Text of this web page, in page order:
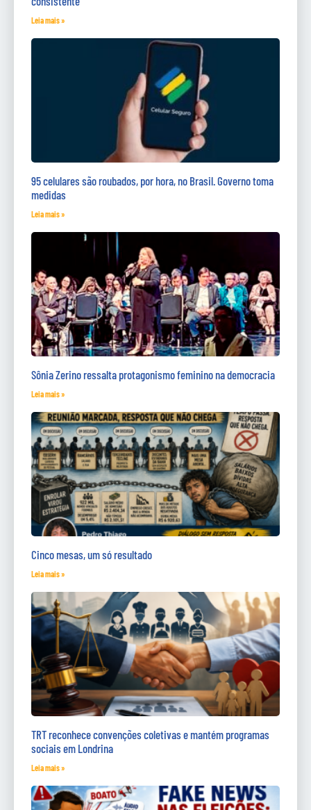
Leia mais »
95 celulares são roubados, por hora, no Brasil. Governo toma
medidas
Leia mais »
Sônia Zerino ressalta protagonismo feminino na democracia
Leia mais »
Cinco mesas, um só resultado
Leia mais »
TRT reconhece convenções coletivas e mantém programas
sociais em Londrina
Leia mais »